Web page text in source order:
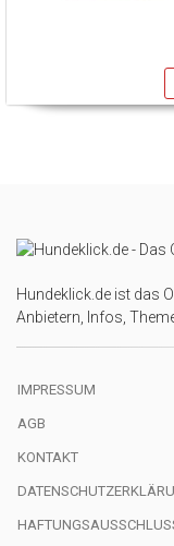
Hundeklick.de ist das
Anbietern, Infos,
IMPRESSUM
AGB
KONTAKT